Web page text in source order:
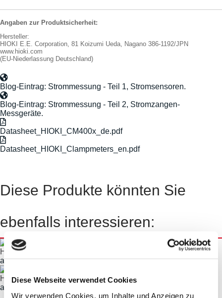
Diese Webseite verwendet Cookies
Wir verwenden Cookies, um Inhalte und Anzeigen zu
Angaben zur Produktsicherheit:
Hersteller:
HIOKI E.E. Corporation, 81 Koizumi Ueda, Nagano 386-1192/JPN
www.hioki.com
(EU-Niederlassung Deutschland)
Blog-Eintrag: Strommessung - Teil 1, Stromsensoren.
Blog-Eintrag: Strommessung - Teil 2, Stromzangen-
Messgeräte.
Datasheet_HIOKI_CM400x_de.pdf
Datasheet_HIOKI_Clampmeters_en.pdf
Diese Produkte könnten Sie
ebenfalls interessieren:
HIOKI 32xx/CM32xx Zangenmessgeräte-Serie
ab € 116,62
HIOKI CM4xxx Zangenmessgeräte-Serie
ab € 473,62